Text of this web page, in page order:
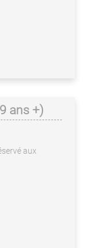
ans +)
aux